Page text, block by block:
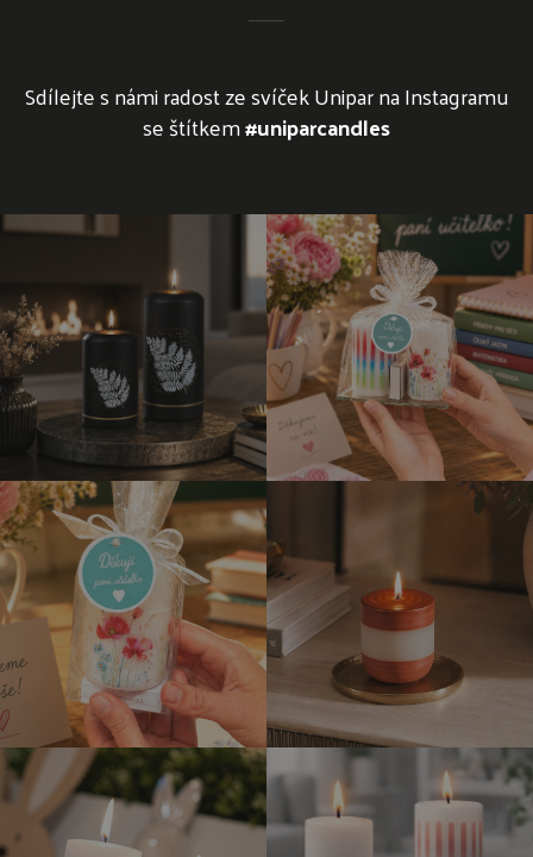
Sdílejte s námi radost ze svíček Unipar na Instagramu
se štítkem#uniparcandles